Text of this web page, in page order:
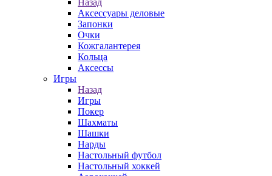
Назад
Аксессуары деловые
Запонки
Очки
Кожгалантерея
Кольца
Аксессы
Игры
Назад
Игры
Покер
Шахматы
Шашки
Нарды
Настольный футбол
Настольный хоккей